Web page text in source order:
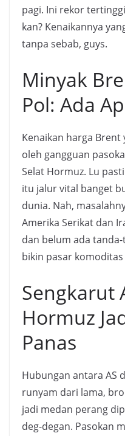
pagi. Ini rekor
kan? Kenaikannya
tanpa sebab, guys.
Minyak
Pol: Ada
Kenaikan harga
oleh gangguan
Selat Hormuz. Lu
itu jalur vital banget
dunia. Nah,
Amerika Serikat dan
dan belum ada
bikin pasar
Sengkarut
Hormuz
Panas
Hubungan antara AS
runyam dari lama,
jadi medan perang
deg-degan. Pasokan